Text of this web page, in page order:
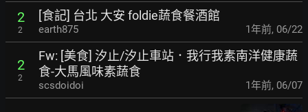
2
2
[食記] 台北 大安 foldie蔬食餐酒館
earth875 1年前, 06/22
2
2
Fw: [美食] 汐止/汐止車站．我行我素南洋健康蔬
食-大馬風味素蔬食
scsdoidoi 1年前, 06/07